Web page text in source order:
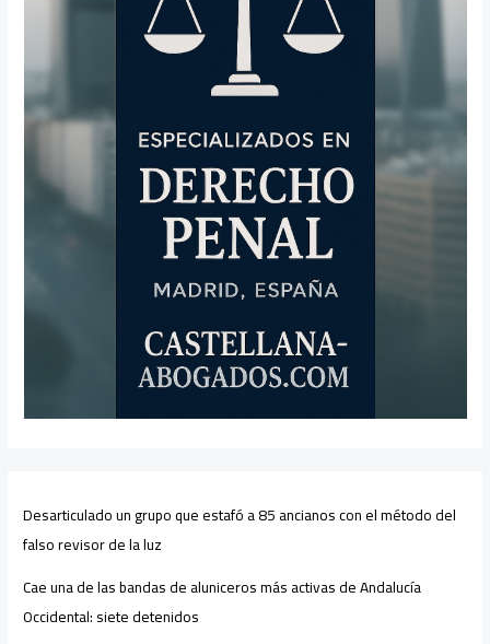
Desarticulado un grupo que estafó a 85 ancianos con el método del
falso revisor de la luz
Cae una de las bandas de aluniceros más activas de Andalucía
Occidental: siete detenidos